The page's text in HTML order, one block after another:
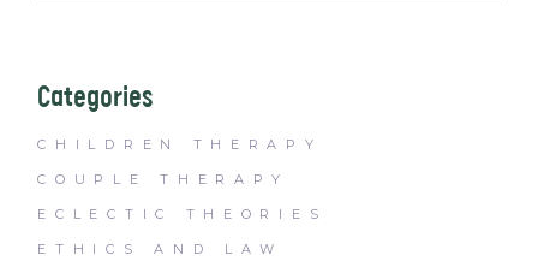
Categories
CHILDREN THERAPY
COUPLE THERAPY
ECLECTIC THEORIES
ETHICS AND LAW